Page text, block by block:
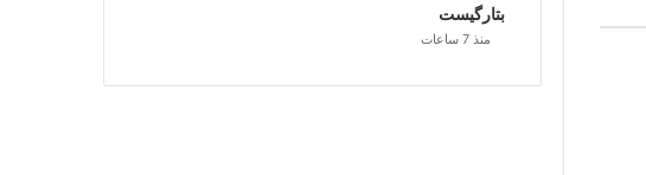
بتارگيست
منذ 7 ساعات